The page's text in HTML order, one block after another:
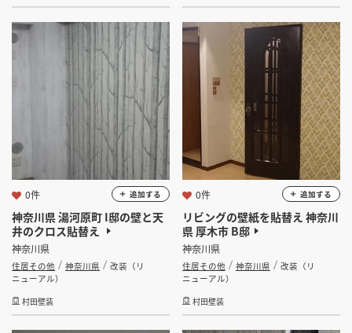
坪数
坪 ～ 坪
フリーワード
検索する
神奈川県 湯河原町 I邸の壁と天
井のクロス貼替え
神奈川県
住居その他 神奈川県
改装（リ
ニューアル）
村田壁装
0件 追加する
リビングの壁紙を貼替え 神奈川
県 厚木市 B邸
神奈川県
住居その他 神奈川県
改装（リ
ニューアル）
村田壁装
0件 追加する